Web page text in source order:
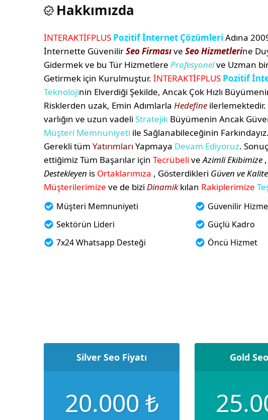
Hakkımızda
İNTERAKTİFPLUS Pozitif İnternet Çözümleri Adına
İnternette GüvenilirSeo Firmasıve Seo Hizmetlerine
Gidermek ve bu Tür Hizmetlere Profesyonelve Uzman
Getirmek için Kurulmuştur. İNTERAKTİFPLUS Pozitif
Teknolojinin Elverdiği Şekilde, Ancak Çok Hızlı
Risklerden uzak, Emin Adımlarla Hedefine ilerlemektedir.
varlığın ve uzun vadeli Stratejik Büyümenin Ancak
Müşteri Memnuniyeti ile Sağlanabileceğinin
Gerekli tüm Yatırımları Yapmaya Devam Ediyoruz.
ettiğimiz Tüm Başarılar için Tecrübeli veAzimli Ekibimize ,
Destekleyen is Ortaklarımıza , Gösterdikleri Güven ve Kalite
Müşterilerimize ve de bizi Dinamikkılan Rakiplerimize
Müşteri Memnuniyeti
Güvenilir
Sektörün Lideri
Güçlü Kadro
7x24 Whatsapp Desteği
Öncü Hizmet
Silver Seo Fiyatı
20.000 ₺
Gold